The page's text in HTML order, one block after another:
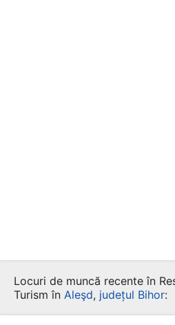
Locuri de muncă recente în
Turism în Aleşd, județul Bihor: